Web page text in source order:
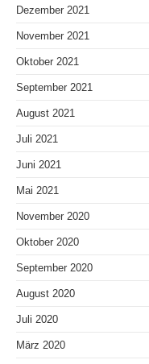
Dezember 2021
November 2021
Oktober 2021
September 2021
August 2021
Juli 2021
Juni 2021
Mai 2021
November 2020
Oktober 2020
September 2020
August 2020
Juli 2020
März 2020